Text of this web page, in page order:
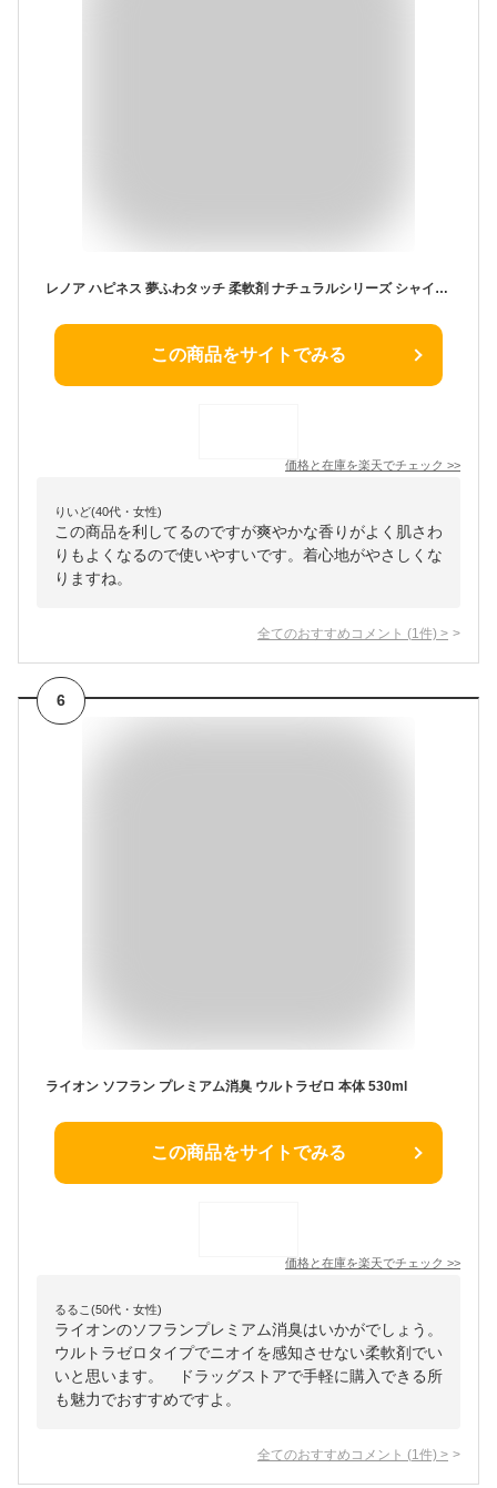
レノア ハピネス 夢ふわタッチ 柔軟剤 ナチュラルシリーズ シャインマスカット 本体 450mL
この商品をサイトでみる
価格と在庫を楽天でチェック >>
りいど(40代・女性)
この商品を利してるのですが爽やかな香りがよく肌さわ
りもよくなるので使いやすいです。着心地がやさしくな
りますね。
全てのおすすめコメント (1 件) >
6
ライオン ソフラン プレミアム消臭 ウルトラゼロ 本体 530ml
この商品をサイトでみる
価格と在庫を楽天でチェック >>
るるこ(50代・女性)
ライオンのソフランプレミアム消臭はいかがでしょう。
ウルトラゼロタイプでニオイを感知させない柔軟剤でい
いと思います。 ドラッグストアで手軽に購入できる所
も魅力でおすすめですよ。
全てのおすすめコメント (1 件) >